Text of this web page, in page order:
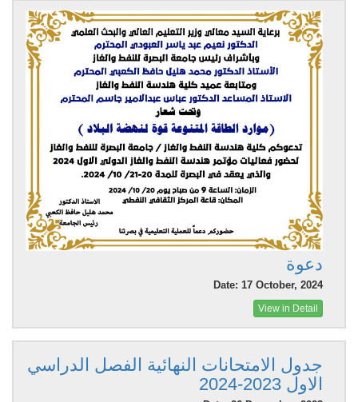
دعوة
Date: 17 October, 2024
View in Detail
جدول الامتحانات النهائية الفصل الدراسي
الاول 2023-2024